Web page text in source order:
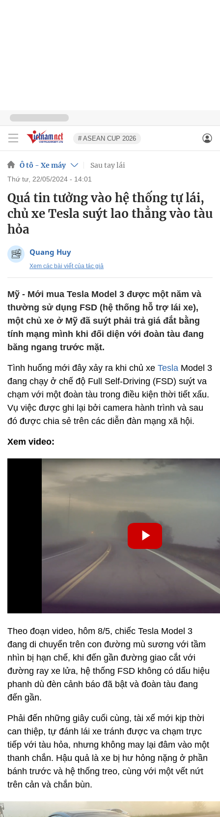
# ASEAN CUP 2026
Ô tô - Xe máy Sau tay lái
thứ tư, 22/05/2024 - 14:01
Quá tin tưởng vào hệ thống tự lái,
chủ xe Tesla suýt lao thẳng vào tàu
hỏa
Quang Huy
Xem các bài viết của tác giả
Mỹ - Mới mua Tesla Model 3 được một năm và
thường sử dụng FSD (hệ thống hỗ trợ lái xe),
một chủ xe ở Mỹ đã suýt phải trả giá đắt bằng
tính mạng mình khi đối diện với đoàn tàu đang
băng ngang trước mặt.
Tình huống mới đây xảy ra khi chủ xe Tesla Model 3
đang chạy ở chế độ Full Self-Driving (FSD) suýt va
chạm với một đoàn tàu trong điều kiện thời tiết xấu.
Vụ việc được ghi lại bởi camera hành trình và sau
đó được chia sẻ trên các diễn đàn mạng xã hội.
Xem video:
Theo đoạn video, hôm 8/5, chiếc Tesla Model 3
đang di chuyển trên con đường mù sương với tầm
nhìn bị hạn chế, khi đến gần đường giao cắt với
đường ray xe lửa, hệ thống FSD không có dấu hiệu
phanh dù đèn cảnh báo đã bật và đoàn tàu đang
đến gần.
Phải đến những giây cuối cùng, tài xế mới kịp thời
can thiệp, tự đánh lái xe tránh được va chạm trực
tiếp với tàu hỏa, nhưng không may lại đâm vào một
thanh chắn. Hậu quả là xe bị hư hỏng nặng ở phần
bánh trước và hệ thống treo, cùng với một vết nứt
trên cản và chắn bùn.